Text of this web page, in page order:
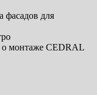
фасадов для
о монтаже CEDRAL